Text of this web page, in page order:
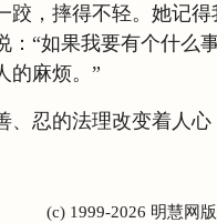
跤，摔得不轻。她记
：“如果我要有个什么
的麻烦。”
、忍的法理改变着人
(c) 1999-2026 明慧网